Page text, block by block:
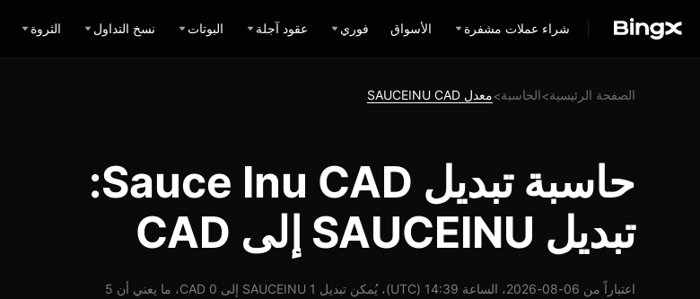
شراء عملات مشفرة الأسواق فوري عقود آجلة البوتات نسخ التداول الثروة
الصفحة الرئيسية>الحاسبة>معدل SAUCEINU CAD
حاسبة تبديل Sauce Inu CAD:
تبديل SAUCEINU إلى CAD
اعتباراً من 06-08-2026، الساعة 14:39 (UTC)، يُمكن تبديل 1 SAUCEINU إلى 0 CAD، ما يعني أن 5